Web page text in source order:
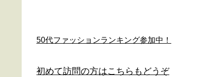
50代ファッションランキング参加中！
初めて訪問の方はこちらもどうぞ